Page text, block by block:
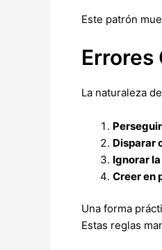
Este patrón
Errores
La naturaleza
Disparar
Ignorar
Creer en
Una forma
Estas reglas